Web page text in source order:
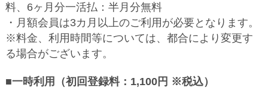
料、6ヶ月分一活払：半月分無料
・月額会員は3カ月以上のご利用が必要となります。
※料金、利用時間等については、都合により変更す
る場合がございます。
■一時利用（初回登録料：1,100円 ※税込）